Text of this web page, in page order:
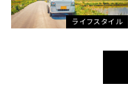
ライフスタイル